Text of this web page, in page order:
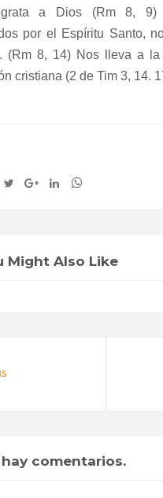
a Dios (Rm 8, 9)
por el Espíritu Santo,
(Rm 8, 14) Nos lleva a
cristiana (2 de Tim 3, 14.
Might Also Like
hay comentarios.